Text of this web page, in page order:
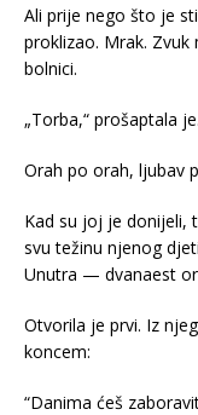
Ali prije nego što je
proklizao. Mrak.
bolnici.
„Torba,“ prošaptala
Orah po orah, ljubav
Kad su joj je donijeli,
svu težinu njenog
Unutra — dvanaest
Otvorila je prvi. Iz
koncem:
“Danima ćeš